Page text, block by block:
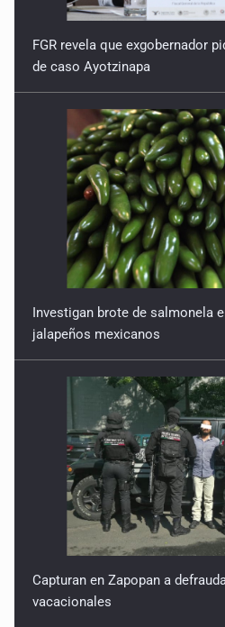
FGR revela que exgobernador
de caso Ayotzinapa
Investigan brote de salmonela
jalapeños mexicanos
Capturan en Zapopan a
vacacionales